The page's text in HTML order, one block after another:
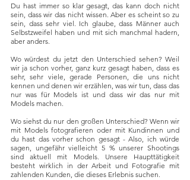
Du hast immer so klar gesagt, das kann doch nicht
sein, dass wir das nicht wissen. Aber es scheint so zu
sein, dass sehr viel. Ich glaube, dass Männer auch
Selbstzweifel haben und mit sich manchmal hadern,
aber anders.
Wo würdest du jetzt den Unterschied sehen? Weil
wir ja schon vorher, ganz kurz gesagt haben, dass es
sehr, sehr viele, gerade Personen, die uns nicht
kennen und denen wir erzählen, was wir tun, dass das
nur was für Models ist und dass wir das nur mit
Models machen.
Wo siehst du nur den großen Unterschied? Wenn wir
mit Models fotografieren oder mit Kundinnen und
du hast das vorher schon gesagt - Also, ich würde
sagen, ungefähr vielleicht 5 % unserer Shootings
sind aktuell mit Models. Unsere Haupttätigkeit
besteht wirklich in der Arbeit und Fotografie mit
zahlenden Kunden, die dieses Erlebnis suchen.